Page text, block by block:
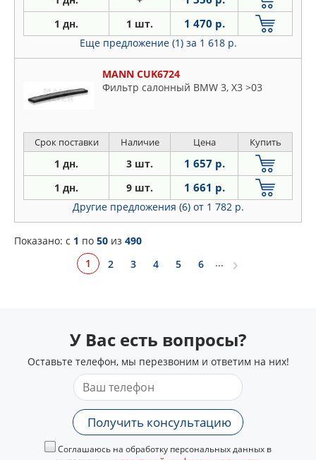
1 дн. 1 шт. 1 470 р.
Еще предложение (1) за 1 618 р.
MANN CUK6724
Фильтр салонный BMW 3, X3 >03
Срок поставки Наличие Цена Купить
1 дн. 3 шт. 1 657 р.
1 дн. 9 шт. 1 661 р.
Другие предложения (6) от 1 782 р.
Показано: c 1 по 50 из 490
1
2 3 4 5 6 ...
У Вас есть вопросы?
Оставьте телефон, мы перезвоним и ответим на них!
Получить консультацию
Соглашаюсь на обработку персональных данных в